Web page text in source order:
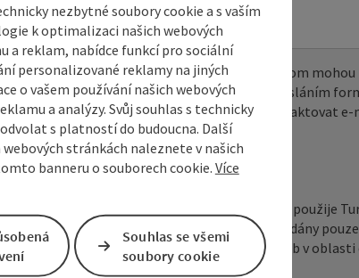
spamu je používán Google reCAPTCHA. Při tom
předána osobní data (např. IP adresa). Odesláním
cookies. Případně nás můžete kdykoli kontaktovat
*
newsletteru Mühlviertelu
(e-mailová adresa, dotaz, nepovinné jméno) použije
pouze ke zpracování vašeho dotazu. Budou předány
třetími stranami (např. poskytovateli služeb v
ochrany osobních údajů
nezbytné soubory cookie a s vaším
k optimalizaci našich webových
a reklam, nabídce funkcí pro sociální
personalizované reklamy na jiných
o vašem používání našich webových
a analýzy. Svůj souhlas s technicky
s platností do budoucna. Další
stránkách naleznete v našich
banneru o souborech cookie. Více
Souhlas se všemi
soubory cookie